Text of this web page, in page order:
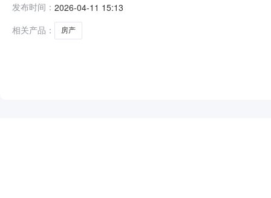
达。周边有学校、超市、银行、株洲市中医院等商业配
发布时间： 2026-04-11 15:13
相关产品：
房产